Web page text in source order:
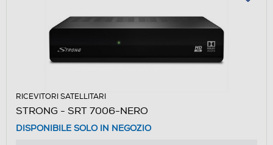
RICEVITORI SATELLITARI
STRONG - SRT 7006-NERO
DISPONIBILE SOLO IN NEGOZIO